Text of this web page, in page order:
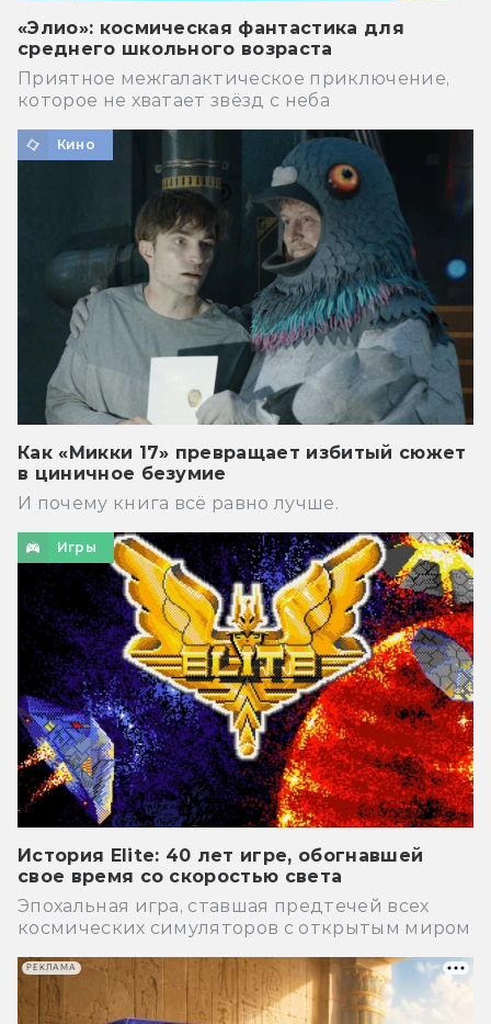
«Элио»: космическая фантастика для
среднего школьного возраста
Приятное межгалактическое приключение,
которое не хватает звёзд с неба
Кино
Как «Микки 17» превращает избитый сюжет
в циничное безумие
И почему книга всё равно лучше.
Игры
История Elite: 40 лет игре, обогнавшей
свое время со скоростью света
Эпохальная игра, ставшая предтечей всех
космических симуляторов с открытым миром
РЕКЛАМА